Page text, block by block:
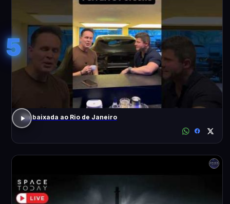
5
Da baixada ao Rio de Janeiro